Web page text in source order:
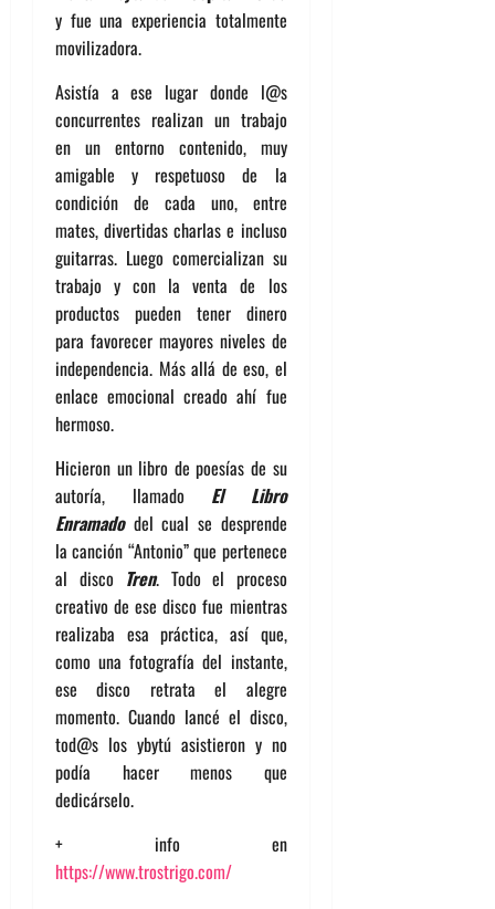
y fue una experiencia totalmente
movilizadora.
Asistía a ese lugar donde l@s
concurrentes realizan un trabajo
en un entorno contenido, muy
amigable y respetuoso de la
condición de cada uno, entre
mates, divertidas charlas e incluso
guitarras. Luego comercializan su
trabajo y con la venta de los
productos pueden tener dinero
para favorecer mayores niveles de
independencia. Más allá de eso, el
enlace emocional creado ahí fue
hermoso.
Hicieron un libro de poesías de su
autoría, llamado El Libro
Enramadodel cual se desprende
la canción “Antonio” que pertenece
al disco Tren. Todo el proceso
creativo de ese disco fue mientras
realizaba esa práctica, así que,
como una fotografía del instante,
ese disco retrata el alegre
momento. Cuando lancé el disco,
tod@s los ybytú asistieron y no
podía hacer menos que
dedicárselo.
+ info en
https://www.trostrigo.com/